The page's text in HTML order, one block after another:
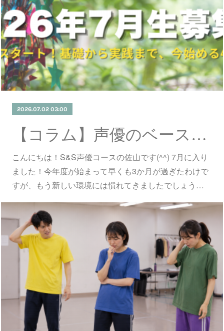
2026.07.02 03:00
【コラム】声優のベース、役者のベース。
こんにちは！S&S声優コースの佐山です(^^) 7月に入り
ました！今年度が始まって早くも3か月が過ぎたわけで
すが、もう新しい環境には慣れてきましたでしょう…